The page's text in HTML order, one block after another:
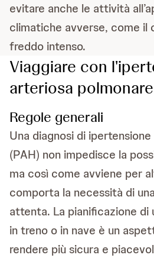
evitare anche le attività
climatiche avverse, come il
freddo intenso.
Viaggiare con
arteriosa polmonare
Regole generali
Una diagnosi di
(PAH) non impedisce la
ma così come avviene per
comporta la necessità di
attenta. La pianificazione di
in treno o in nave è un
rendere più sicura e